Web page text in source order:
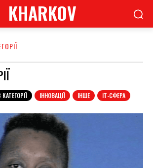
KHARKOV
КАТЕГОРІЇ ІННОВАЦІЇ ІНШЕ ІТ-СФЕРА